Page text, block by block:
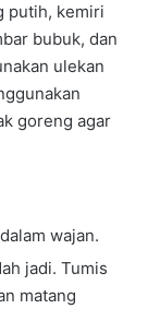
putih, kemiri
bubuk, dan
ulekan
goreng agar
wajan.
jadi. Tumis
matang